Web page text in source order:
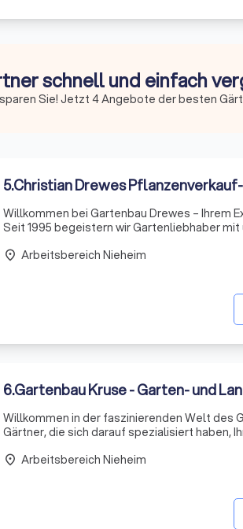
schnell und einfach
Sie! Jetzt 4 Angebote der besten
5.Christian Drewes
Willkommen bei Gartenbau Drewes – Ihrem
Seit 1995 begeistern wir Gartenliebhaber
Dienstleistungen, di
place Arbeitsbereich Nieheim
6.Gartenbau Kruse - Garten- und
Willkommen in der faszinierenden Welt des
Gärtner, die sich darauf spezialisiert haben,
place Arbeitsbereich Nieheim